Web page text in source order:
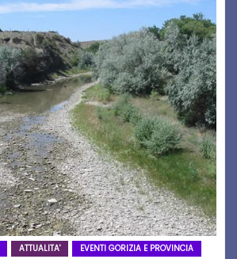
ATTUALITA' EVENTI GORIZIA E PROVINCIA